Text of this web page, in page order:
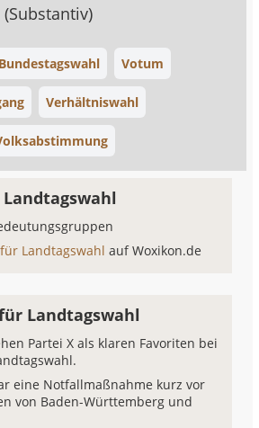
(Substantiv)
Bundestagswahl Votum
Verhältniswahl
Landtagswahlauf Woxikon.de
Landtagswahl
Partei X als klaren Favoriten bei
eine Notfallmaßnahme kurz vor
von Baden-Württemberg und